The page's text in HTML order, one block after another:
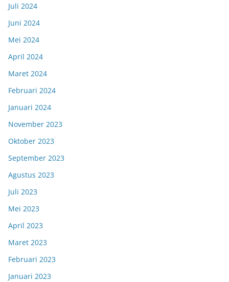
Juli 2024
Juni 2024
Mei 2024
April 2024
Maret 2024
Februari 2024
Januari 2024
November 2023
Oktober 2023
September 2023
Agustus 2023
Juli 2023
Mei 2023
April 2023
Maret 2023
Februari 2023
Januari 2023